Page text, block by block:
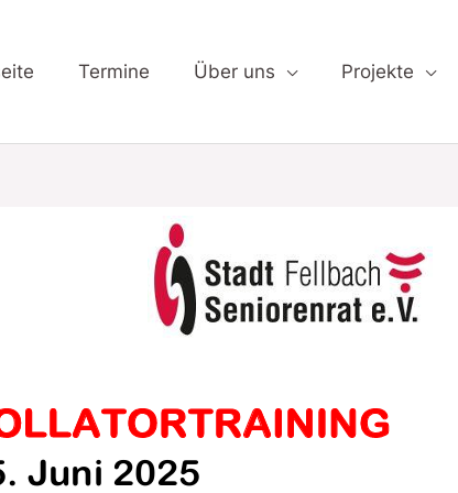
Termine Über uns Projekte